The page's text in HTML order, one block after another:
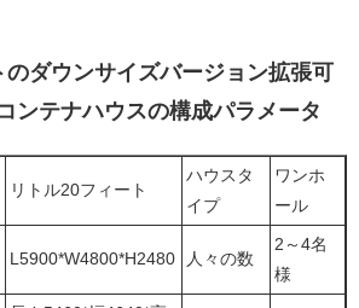
ダウンサイズバージョン拡張可
ンテナハウスの構成パラメータ
リトル20フィート
ハウスタ
イプ
ワンホ
ール
L5900*W4800*H2480 人々の数
2～4名
様